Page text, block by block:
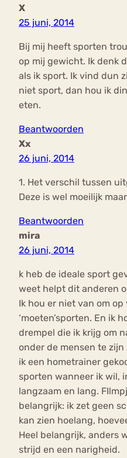
X
25 juni, 2014
Bij mij heeft sporten
op mij gewicht. Ik denk
als ik sport. Ik vind dun
niet sport, dan hou ik
eten.
Beantwoorden
Xx
26 juni, 2014
1. Het verschil tussen
Deze is wel moeilijk
Beantwoorden
mira
26 juni, 2014
k heb de ideale sport
weet helpt dit anderen
Ik hou er niet van om
‘moeten’sporten. En ik
drempel die ik krijg om
onder de mensen te zijn
ik een hometrainer
sporten wanneer ik wil,
langzaam en lang.
belangrijk: ik zet geen
kan zien hoelang,
Heel belangrijk, anders
strijd en een narigheid.